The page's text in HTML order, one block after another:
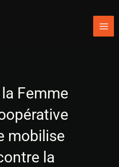
Femme
mobilise
la